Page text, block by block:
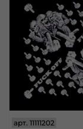
арт. 11111202